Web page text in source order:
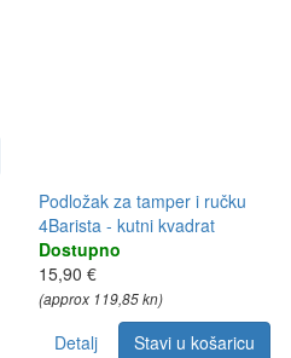
Podložak za tamper i ručku
4Barista - kutni kvadrat
Dostupno
15,90 €
(approx 119,85 kn)
Detalj Stavi u košaricu